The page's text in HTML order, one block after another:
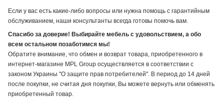
Если у вас есть какие-либо вопросы или нужна помощь с гарантийным
обслуживанием, наши консультанты всегда готовы помочь вам.
Спасибо за доверие! Выбирайте мебель с удовольствием, а обо
всем остальном позаботимся мы!
Обратите внимание, что обмен и возврат товара, приобретенного в
интернет-магазине MPL Group осуществляется в соответствии с
законом Украины "О защите прав потребителей". В период до 14 дней
после покупки, не считая дня покупки, Вы можете вернуть или обменять
приобретенный товар.